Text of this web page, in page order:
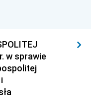
w sprawie